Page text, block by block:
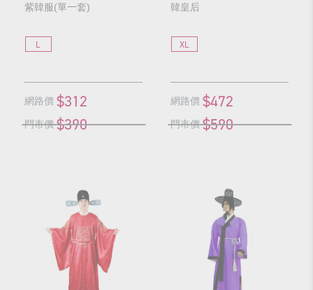
紫韓服(單一套)
L
網路價 $312
門市價 $390
韓皇后
XL
網路價 $472
門市價 $590